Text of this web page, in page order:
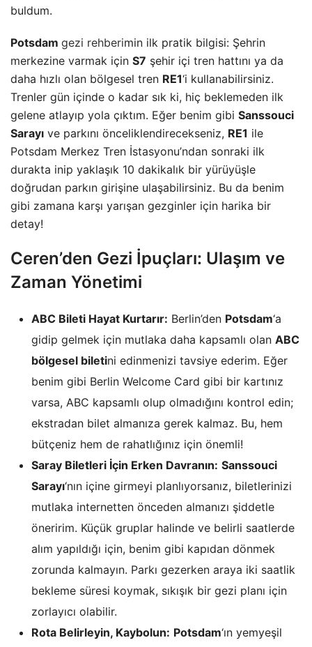
buldum.
Potsdam gezi rehberimin ilk pratik bilgisi: Şehrin
merkezine varmak için S7 şehir içi tren hattını ya da
daha hızlı olan bölgesel tren RE1‘i kullanabilirsiniz.
Trenler gün içinde o kadar sık ki, hiç beklemeden ilk
gelene atlayıp yola çıktım. Eğer benim gibi Sanssouci
Sarayı ve parkını önceliklendirecekseniz, RE1 ile
Potsdam Merkez Tren İstasyonu’ndan sonraki ilk
durakta inip yaklaşık 10 dakikalık bir yürüyüşle
doğrudan parkın girişine ulaşabilirsiniz. Bu da benim
gibi zamana karşı yarışan gezginler için harika bir
detay!
Ceren’den Gezi İpuçları: Ulaşım ve
Zaman Yönetimi
ABC Bileti Hayat Kurtarır: Berlin’den Potsdam‘a
gidip gelmek için mutlaka daha kapsamlı olan ABC
bölgesel biletini edinmenizi tavsiye ederim. Eğer
benim gibi Berlin Welcome Card gibi bir kartınız
varsa, ABC kapsamlı olup olmadığını kontrol edin;
ekstradan bilet almanıza gerek kalmaz. Bu, hem
bütçeniz hem de rahatlığınız için önemli!
Saray Biletleri İçin Erken Davranın: Sanssouci
Sarayı‘nın içine girmeyi planlıyorsanız, biletlerinizi
mutlaka internetten önceden almanızı şiddetle
öneririm. Küçük gruplar halinde ve belirli saatlerde
alım yapıldığı için, benim gibi kapıdan dönmek
zorunda kalmayın. Parkı gezerken araya iki saatlik
bekleme süresi koymak, sıkışık bir gezi planı için
zorlayıcı olabilir.
Rota Belirleyin, Kaybolun: Potsdam‘ın yemyeşil